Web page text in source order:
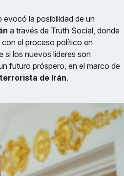
evocó la posibilidad de un
a través de Truth Social, donde
el proceso político en
si los nuevos líderes son
futuro próspero, en el marco de
de Irán.